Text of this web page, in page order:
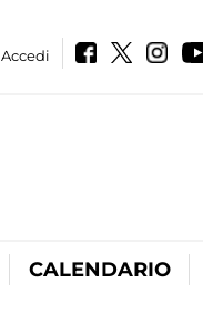
Accedi
CALENDARIO